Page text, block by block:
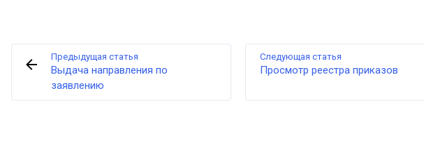
Предыдущая статья
Выдача направления по
заявлению
Следующая статья
Просмотр реестра приказов